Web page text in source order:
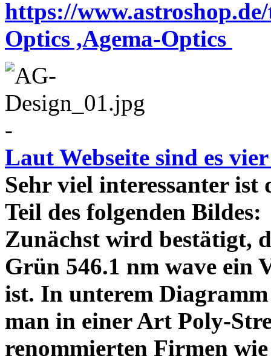
https://
Optics ,Agema-Optics
-
Laut Webseite sind es
Sehr viel interessanter
Teil des folgenden
Zunächst wird bestätigt,
Grün 546.1 nm wave ein
ist. In unterem
man in einer Art Poly-
renommierten Firmen